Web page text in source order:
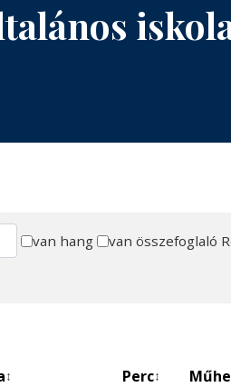
van hang van összefoglaló
↕ Perc↕